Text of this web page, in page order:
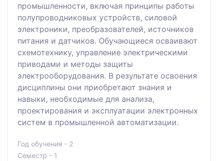
промышленности, включая принципы работы
полупроводниковых устройств, силовой
электроники, преобразователей, источников
питания и датчиков. Обучающиеся осваивают
схемотехнику, управление электрическими
приводами и методы защиты
электрооборудования. В результате освоения
дисциплины они приобретают знания и
навыки, необходимые для анализа,
проектирования и эксплуатации электронных
систем в промышленной автоматизации.
Год обучения - 2
Семестр - 1